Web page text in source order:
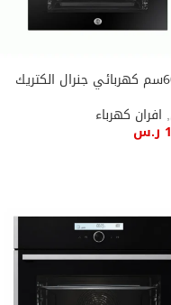
, افران كهرباء
ر.س